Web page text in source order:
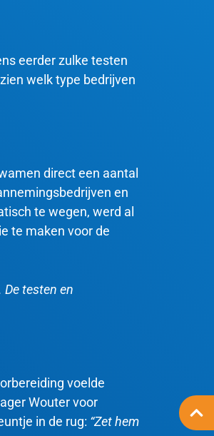
eerder zulke testen
welk type bedrijven
direct een aantal
en
te wegen, werd al
te maken voor de
testen en
voelde
Wouter voor
in de rug: “Zet hem